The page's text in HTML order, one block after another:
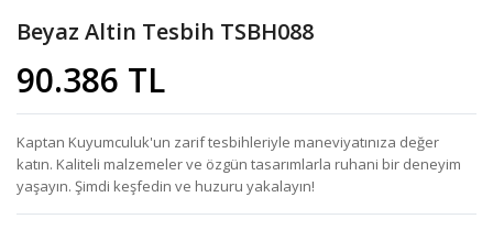
Beyaz Altin Tesbih TSBH088
90.386 TL
Kaptan Kuyumculuk'un zarif tesbihleriyle maneviyatınıza değer
katın. Kaliteli malzemeler ve özgün tasarımlarla ruhani bir deneyim
yaşayın. Şimdi keşfedin ve huzuru yakalayın!